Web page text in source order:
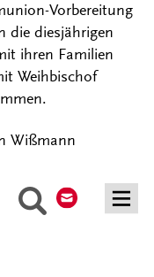
Suche
Vorbereitung
die diesjährigen
ihren Familien
Weihbischof
Wißmann